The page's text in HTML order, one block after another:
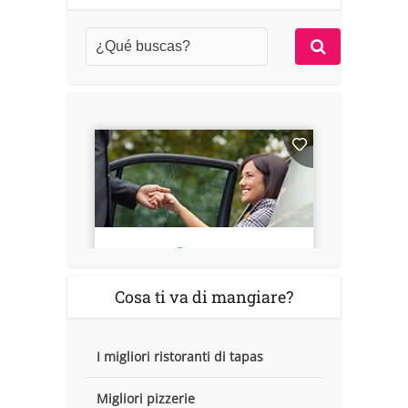
Cosa ti va di mangiare?
I migliori ristoranti di tapas
Migliori pizzerie